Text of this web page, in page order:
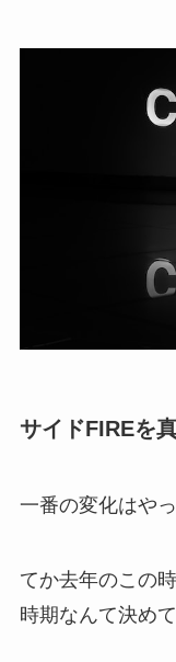
サイドFIREを
一番の変化はや
てか去年のこの
時期なんて決め